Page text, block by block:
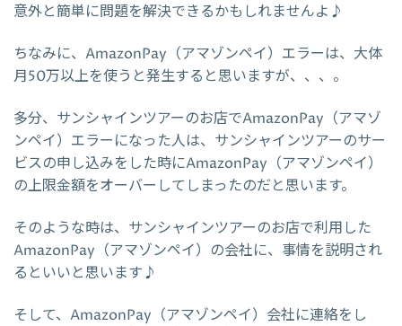
意外と簡単に問題を解決できるかもしれませんよ♪
ちなみに、AmazonPay（アマゾンペイ）エラーは、大体
月50万以上を使うと発生すると思いますが、、、。
多分、サンシャインツアーのお店でAmazonPay（アマゾ
ンペイ）エラーになった人は、サンシャインツアーのサー
ビスの申し込みをした時にAmazonPay（アマゾンペイ）
の上限金額をオーバーしてしまったのだと思います。
そのような時は、サンシャインツアーのお店で利用した
AmazonPay（アマゾンペイ）の会社に、事情を説明され
るといいと思います♪
そして、AmazonPay（アマゾンペイ）会社に連絡をし